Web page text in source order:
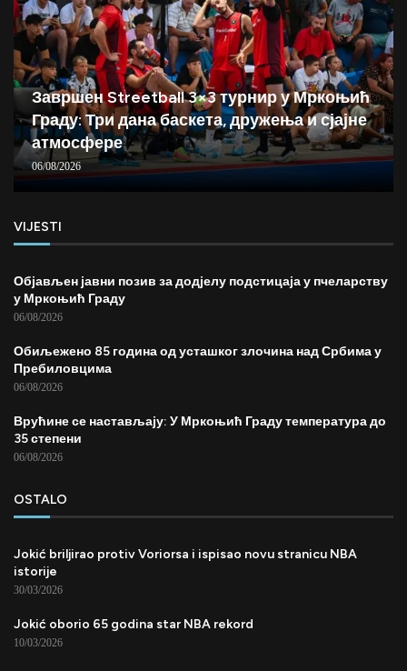
Завршен Streetball 3×3 турнир у Мркоњић
Граду: Три дана баскета, дружења и сјајне
атмосфере
06/08/2026
VIJESTI
Објављен јавни позив за додјелу подстицаја у пчеларству
у Мркоњић Граду
06/08/2026
Обиљежено 85 година од усташког злочина над Србима у
Пребиловцима
06/08/2026
Врућине се настављају: У Мркоњић Граду температура до
35 степени
06/08/2026
OSTALO
Jokić briljirao protiv Voriorsa i ispisao novu stranicu NBA
istorije
30/03/2026
Jokić oborio 65 godina star NBA rekord
10/03/2026